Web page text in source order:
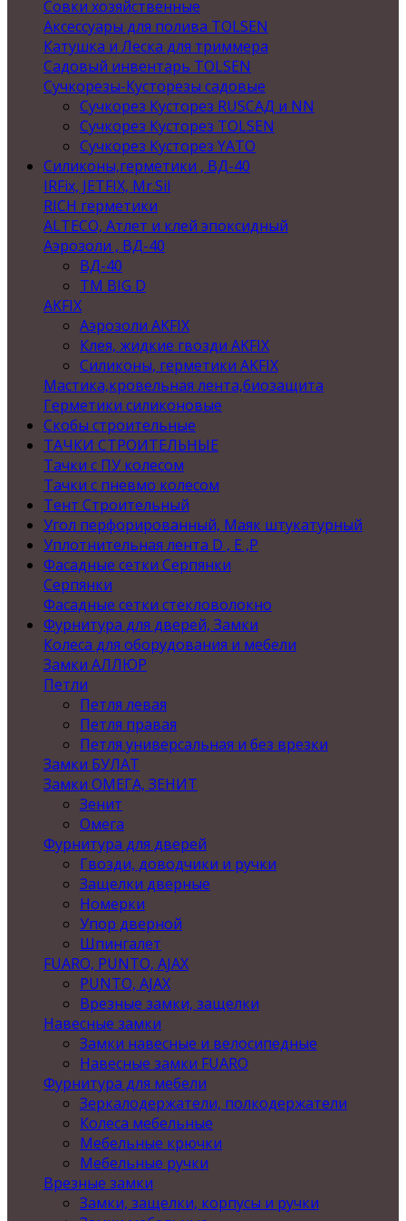
Совки хозяйственные
Аксессуары для полива TOLSEN
Катушка и Леска для триммера
Садовый инвентарь TOLSEN
Сучкорезы-Кусторезы садовые
Сучкорез Кусторез RUSСАД и NN
Сучкорез Кусторез TOLSEN
Сучкорез Кусторез YATO
Силиконы,герметики , ВД-40
IRFix, JETFIX, Mr.Sil
RICH герметики
ALTECO, Атлет и клей эпоксидный
Аэрозоли , ВД-40
ВД-40
TM BIG D
AKFIX
Аэрозоли AKFIX
Клея, жидкие гвозди AKFIX
Силиконы, герметики AKFIX
Мастика,кровельная лента,биозащита
Герметики силиконовые
Скобы строительные
ТАЧКИ СТРОИТЕЛЬНЫЕ
Тачки с ПУ колесом
Тачки с пневмо колесом
Тент Строительный
Угол перфорированный, Маяк штукатурный
Уплотнительная лента D , Е ,P
Фасадные сетки Серпянки
Серпянки
Фасадные сетки стекловолокно
Фурнитура для дверей, Замки
Колеса для оборудования и мебели
Замки АЛЛЮР
Петли
Петля левая
Петля правая
Петля универсальная и без врезки
Замки БУЛАТ
Замки ОМЕГА, ЗЕНИТ
Зенит
Омега
Фурнитура для дверей
Гвозди, доводчики и ручки
Защелки дверные
Номерки
Упор дверной
Шпингалет
FUARO, PUNTO, AJAX
PUNTO, AJAX
Врезные замки, защелки
Навесные замки
Замки навесные и велосипедные
Навесные замки FUARO
Фурнитура для мебели
Зеркалодержатели, полкодержатели
Колеса мебельные
Мебельные крючки
Мебельные ручки
Врезные замки
Замки, защелки, корпусы и ручки